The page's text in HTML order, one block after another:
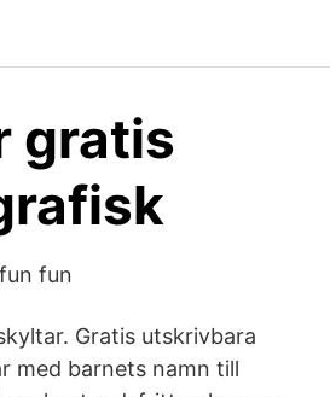
gratis
fun
Gratis utskrivbara
med barnets namn till